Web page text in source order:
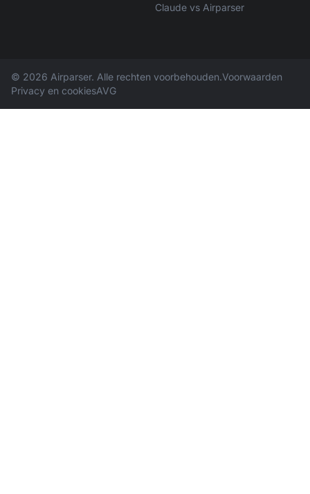
Claude vs Airparser
© 2026 Airparser. Alle rechten voorbehouden.Voorwaarden
Privacy en cookiesAVG